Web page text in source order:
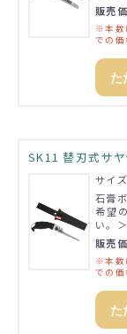
販売
※本数
での価
た
SK11 替刃式サ
サイ
石膏
希望
い。＞
販売
※本数
での価
た